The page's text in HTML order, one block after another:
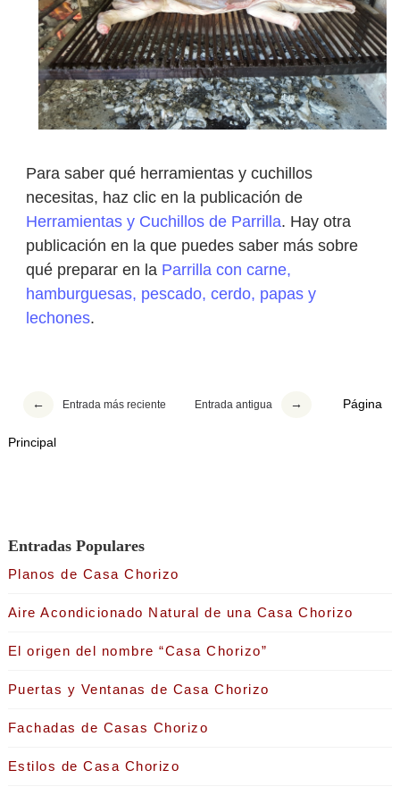
Para saber qué herramientas y cuchillos
necesitas, haz clic en la publicación de
Herramientas y Cuchillos de Parrilla. Hay otra
publicación en la que puedes saber más sobre
qué preparar en la Parrilla con carne,
hamburguesas, pescado, cerdo, papas y
lechones.
Entrada más reciente Entrada antigua Página
Principal
Entradas Populares
Planos de Casa Chorizo
Aire Acondicionado Natural de una Casa Chorizo
El origen del nombre “Casa Chorizo”
Puertas y Ventanas de Casa Chorizo
Fachadas de Casas Chorizo
Estilos de Casa Chorizo